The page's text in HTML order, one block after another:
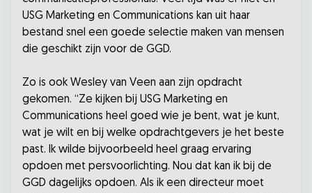
USG Marketing en Communications kan uit haar
bestand snel een goede selectie maken van mensen
die geschikt zijn voor de GGD.
Zo is ook Wesley van Veen aan zijn opdracht
gekomen. “Ze kijken bij USG Marketing en
Communications heel goed wie je bent, wat je kunt,
wat je wilt en bij welke opdrachtgevers je het beste
past. Ik wilde bijvoorbeeld heel graag ervaring
opdoen met persvoorlichting. Nou dat kan ik bij de
GGD dagelijks opdoen. Als ik een directeur moet